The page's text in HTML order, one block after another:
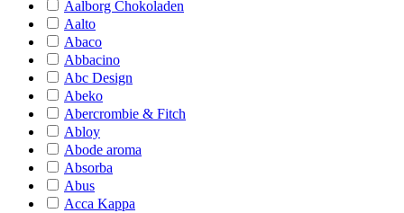
Aalborg Chokoladen
Aalto
Abaco
Abbacino
Abc Design
Abeko
Abercrombie & Fitch
Abloy
Abode aroma
Absorba
Abus
Acca Kappa